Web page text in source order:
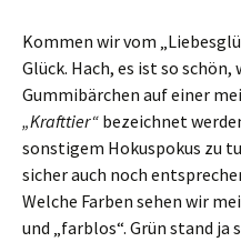
Kommen wir vom
Glück. Hach, es ist so
Gummibärchen auf einer
„Krafttier“ bezeichnet
sonstigem Hokuspokus zu
sicher auch noch
Welche Farben sehen wir
und „farblos“. Grün stand